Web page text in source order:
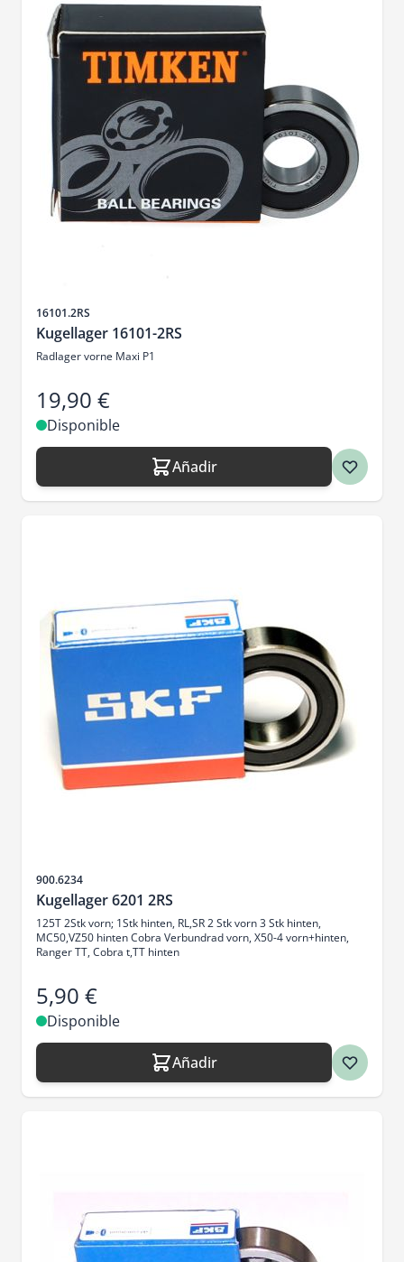
SKU
16101.2RS
Kugellager 16101-2RS
Radlager vorne Maxi P1
19,90 €
Disponible
Añadir
SKU
900.6234
Kugellager 6201 2RS
125T 2Stk vorn; 1Stk hinten, RL,SR 2 Stk vorn 3 Stk hinten,
MC50,VZ50 hinten Cobra Verbundrad vorn, X50-4 vorn+hinten,
Ranger TT, Cobra t,TT hinten
5,90 €
Disponible
Añadir